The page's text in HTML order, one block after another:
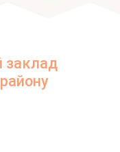
заклад